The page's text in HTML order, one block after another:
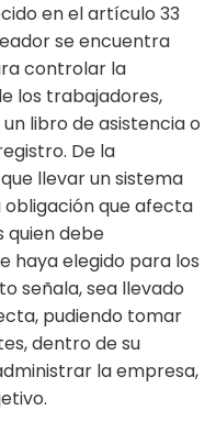
en el artículo 33
se encuentra
controlar la
los trabajadores,
libro de asistencia o
De la
llevar un sistema
que afecta
quien debe
haya elegido para los
señala, sea llevado
pudiendo tomar
dentro de su
la empresa,